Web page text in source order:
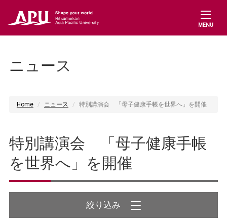
MENU
ニュース
Home ニュース 特別講演会 「母子健康手帳を世界へ」を開催
特別講演会 「母子健康手帳
を世界へ」を開催